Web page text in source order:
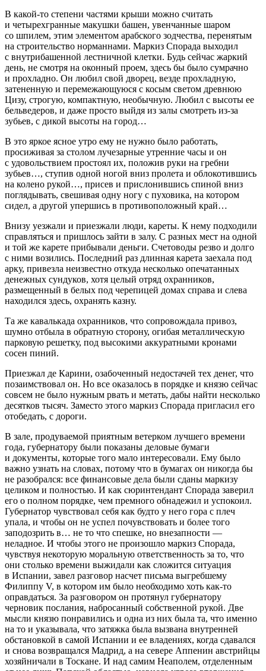
В какой-то степени частями крыши можно считать
и четырехгранные макушки башен, увенчанные шаром
со шпилем, этим элементом арабского зодчества, перенятым
на строительство норманнами. Маркиз Спорада выходил
с внутрибашенной лестничной клетки. Будь сейчас жаркий
день, не смотря на оконный проем, здесь бы было сумрачно
и прохладно. Он любил свой дворец, везде прохладную,
затененную и перемежающуюся с косым светом древнюю
Цизу, строгую, компактную, необычную. Любил с высоты ее
бельведеров, и даже просто выйдя из залы смотреть из-за
зубьев, с дикой высоты на город…
В это яркое ясное утро ему не нужно было работать,
просиживая за столом лучезарные утренние часы и он
с удовольствием простоял их, положив руки на гребни
зубьев…, ступив одной ногой вниз пролета и облокотившись
на колено рукой…, присев и прислонившись спиной вниз
поглядывать, свешивая одну ногу с пуховика, на котором
сидел, а другой упершись в противоположный край…
Внизу уезжали и приезжали люди, кареты. К нему подходили
справляться и пришлось зайти в залу. С разных мест на одной
и той же карете прибывали деньги. Счетоводы резво и долго
с ними возились. Последний раз длинная карета заехала под
арку, привезла неизвестно откуда несколько опечатанных
денежных сундуков, хотя целый отряд охранников,
размещенный в белых под черепицей домах справа и слева
находился здесь, охранять казну.
Та же кавалькада охранников, что сопровождала привоз,
шумно отбыла в обратную сторону, огибая металлическую
парковую решетку, под высокими аккуратными кронами
сосен пиний.
Приезжал де Карини, озабоченный недостачей тех денег, что
позаимствовал он. Но все оказалось в порядке и князю сейчас
совсем не было нужным рвать и метать, дабы найти несколько
десятков тысяч. Заместо этого маркиз Спорада пригласил его
отобедать, с дороги.
В зале, продуваемой приятным ветерком лучшего времени
года, губернатору были показаны деловые бумаги
и документы, которые того мало интересовали. Ему было
важно узнать на словах, потому что в бумагах он никогда бы
не разобрался: все финансовые дела были сданы маркизу
целиком и полностью. И как сюринтендант Спорада заверил
его о полном порядке, чем премного обнадежил и успокоил.
Губернатор чувствовал себя как будто у него гора с плеч
упала, и чтобы он не успел почувствовать и более того
заподозрить в… не то что спешке, но внезапности —
неладное. И чтобы этого не произошло маркиз Спорада,
чувствуя некоторую моральную ответственность за то, что
они столько времени выжидали как сложится ситуация
в Испании, завел разговор насчет письма выгребшему
Филиппу V, в котором им было необходимо хоть как-то
оправдаться. За разговором он протянул губернатору
черновик послания, набросанный собственной рукой. Две
мысли князю понравились и одна из них была та, что именно
на то и указывала, что затяжка была вызвана внутренней
обстановкой в самой Испании и ее владениях, когда сдавался
и снова возвращался Мадрид, а на севере Аппенин австрийцы
хозяйничали в Тоскане. И над самим Неаполем, отделенным